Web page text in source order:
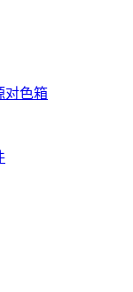
对色箱